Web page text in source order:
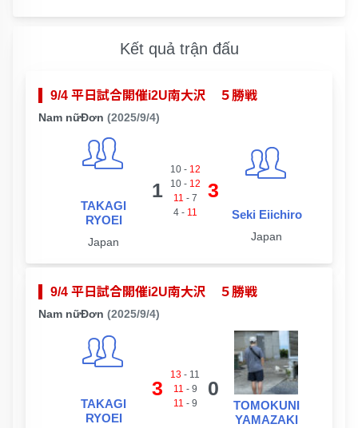
Kết quả trận đấu
9/4 平日試合開催i2U南大沢 ５勝戦
Nam nữĐơn (2025/9/4)
TAKAGI
RYOEI
Japan
1
10- 12
10- 12
11 - 7
4- 11
3
Seki Eiichiro
Japan
9/4 平日試合開催i2U南大沢 ５勝戦
Nam nữĐơn (2025/9/4)
TAKAGI
RYOEI
3
13 - 11
11 - 9
11 - 9
0
TOMOKUNI
YAMAZAKI